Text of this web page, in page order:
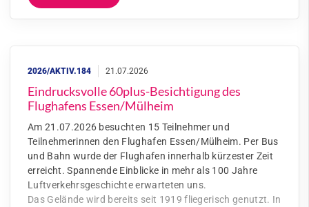
Eindrucksvolle 60plus-Besichtigung des
Flughafens Essen/Mülheim
Am 21.07.2026 besuchten 15 Teilnehmer und
Teilnehmerinnen den Flughafen Essen/Mülheim. Per Bus
und Bahn wurde der Flughafen innerhalb kürzester Zeit
erreicht. Spannende Einblicke in mehr als 100 Jahre
Luftverkehrsgeschichte erwarteten uns.
Das Gelände wird bereits seit 1919 fliegerisch genutzt. In